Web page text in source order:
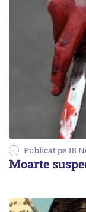
Publicat pe 18
Moarte